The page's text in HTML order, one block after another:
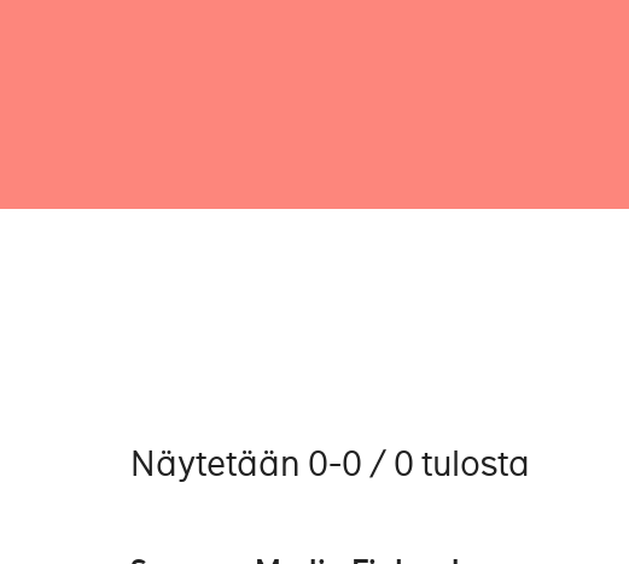
Näytetään 0-0 / 0 tulosta